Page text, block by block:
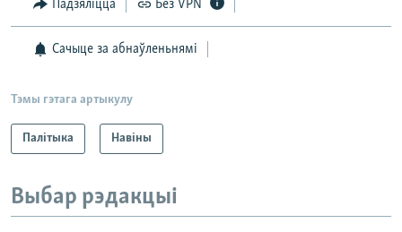
Падзяліцца Без VPN
Сачыце за абнаўленьнямі
Тэмы гэтага артыкулу
Палітыка Навіны
Выбар рэдакцыі